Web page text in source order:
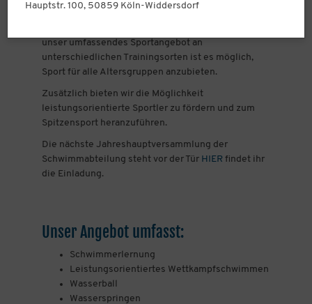
Unser Ziel ist es Kindern, Jugendlichen und
unser umfassendes Sportangebot an
unterschiedlichen Trainingsorten ist es möglich,
Sport für alle Altersgruppen anzubieten.
Zusätzlich bieten wir die Möglichkeit
leistungsorientierte Sportler zu fördern und zum
Spitzensport heranzuführen.
Die nächste Jahreshauptversammlung der
Schwimmabteilung steht vor der Tür HIER findet ihr
die Einladung.
Unser Angebot umfasst:
Schwimmerlernung
Leistungsorientiertes Wettkampfschwimmen
Wasserball
Wasserspringen
Hauptstr. 100, 50859 Köln-Widdersdorf